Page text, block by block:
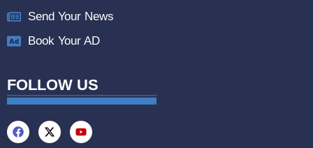
Send Your News
Book Your AD
FOLLOW US